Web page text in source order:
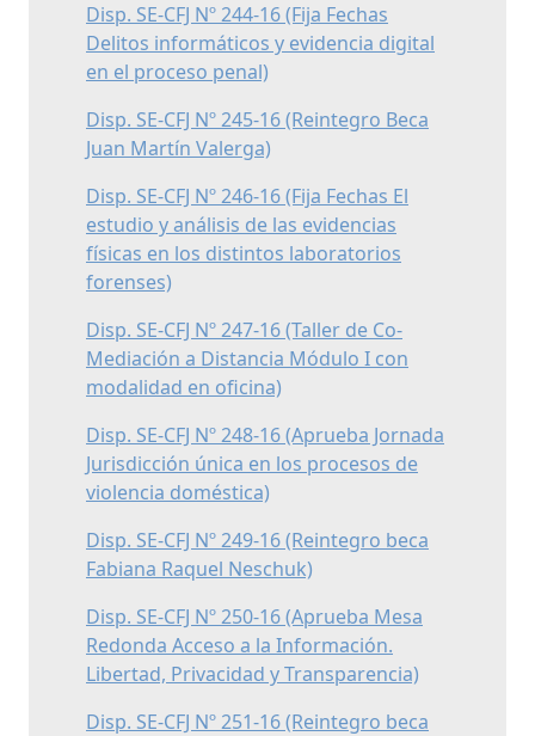
Disp. SE-CFJ Nº 244-16 (Fija Fechas
Delitos informáticos y evidencia digital
en el proceso penal)
Disp. SE-CFJ Nº 245-16 (Reintegro Beca
Juan Martín Valerga)
Disp. SE-CFJ Nº 246-16 (Fija Fechas El
estudio y análisis de las evidencias
físicas en los distintos laboratorios
forenses)
Disp. SE-CFJ Nº 247-16 (Taller de Co-
Mediación a Distancia Módulo I con
modalidad en oficina)
Disp. SE-CFJ Nº 248-16 (Aprueba Jornada
Jurisdicción única en los procesos de
violencia doméstica)
Disp. SE-CFJ Nº 249-16 (Reintegro beca
Fabiana Raquel Neschuk)
Disp. SE-CFJ Nº 250-16 (Aprueba Mesa
Redonda Acceso a la Información.
Libertad, Privacidad y Transparencia)
Disp. SE-CFJ Nº 251-16 (Reintegro beca